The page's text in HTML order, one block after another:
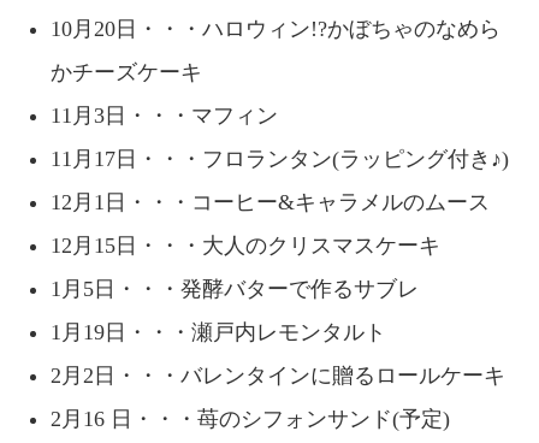
10月20日・・・ハロウィン!?かぼちゃのなめら
かチーズケーキ
11月3日・・・マフィン
11月17日・・・フロランタン(ラッピング付き♪)
12月1日・・・コーヒー&キャラメルのムース
12月15日・・・大人のクリスマスケーキ
1月5日・・・発酵バターで作るサブレ
1月19日・・・瀬戸内レモンタルト
2月2日・・・バレンタインに贈るロールケーキ
2月16 日・・・苺のシフォンサンド(予定)